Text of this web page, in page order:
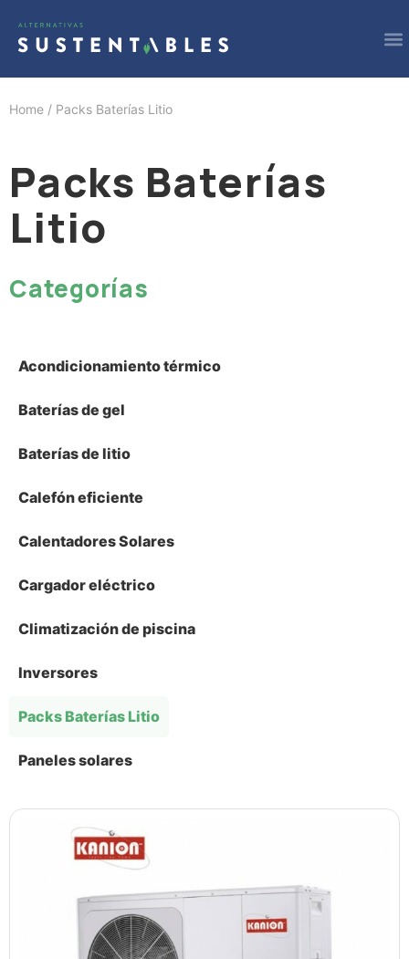
contenido
Home / Packs Baterías Litio
Packs Baterías
Litio
Categorías
Acondicionamiento térmico
Baterías de gel
Baterías de litio
Calefón eficiente
Calentadores Solares
Cargador eléctrico
Climatización de piscina
Inversores
Packs Baterías Litio
Paneles solares